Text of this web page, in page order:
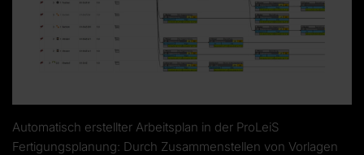
Automatisch erstellter Arbeitsplan in der ProLeiS
Fertigungsplanung: Durch Zusammenstellen von Vorlagen